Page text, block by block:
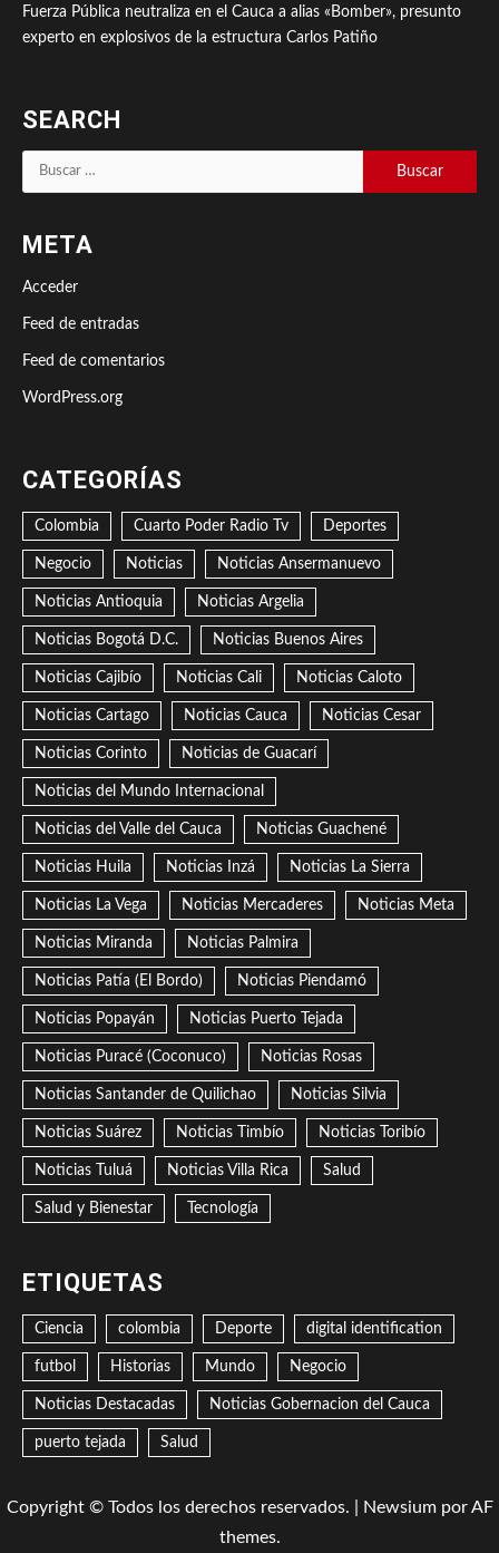
Fuerza Pública neutraliza en el Cauca a alias «Bomber», presunto
experto en explosivos de la estructura Carlos Patiño
SEARCH
Buscar:
META
Acceder
Feed de entradas
Feed de comentarios
WordPress.org
CATEGORÍAS
Colombia Cuarto Poder Radio Tv Deportes
Negocio Noticias Noticias Ansermanuevo
Noticias Antioquia Noticias Argelia
Noticias Bogotá D.C. Noticias Buenos Aires
Noticias Cajibío Noticias Cali Noticias Caloto
Noticias Cartago Noticias Cauca Noticias Cesar
Noticias Corinto Noticias de Guacarí
Noticias del Mundo Internacional
Noticias del Valle del Cauca Noticias Guachené
Noticias Huila Noticias Inzá Noticias La Sierra
Noticias La Vega Noticias Mercaderes Noticias Meta
Noticias Miranda Noticias Palmira
Noticias Patía (El Bordo) Noticias Piendamó
Noticias Popayán Noticias Puerto Tejada
Noticias Puracé (Coconuco) Noticias Rosas
Noticias Santander de Quilichao Noticias Silvia
Noticias Suárez Noticias Timbío Noticias Toribío
Noticias Tuluá Noticias Villa Rica Salud
Salud y Bienestar Tecnología
ETIQUETAS
Ciencia colombia Deporte digital identification
futbol Historias Mundo Negocio
Noticias Destacadas Noticias Gobernacion del Cauca
puerto tejada Salud
Copyright © Todos los derechos reservados. Newsiumpor AF
themes.